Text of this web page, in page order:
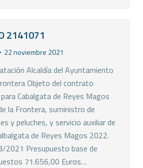
2141071
22 noviembre 2021
Alcaldía del Ayuntamiento
Objeto del contrato
Cabalgata de Reyes Magos
la Frontera, suministro de
y peluches, y servicio auxiliar de
de Reyes Magos 2022.
2021 Presupuesto base de
71.656,00 Euros…